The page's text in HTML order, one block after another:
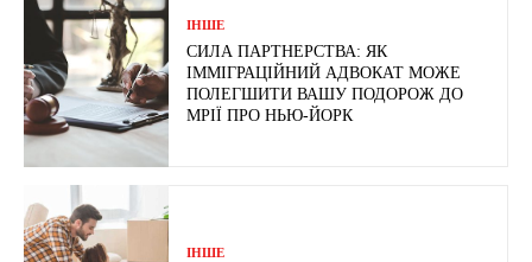
ІНШЕ
СИЛА ПАРТНЕРСТВА: ЯК
ІММІГРАЦІЙНИЙ АДВОКАТ МОЖЕ
ПОЛЕГШИТИ ВАШУ ПОДОРОЖ ДО
МРІЇ ПРО НЬЮ-ЙОРК
ІНШЕ